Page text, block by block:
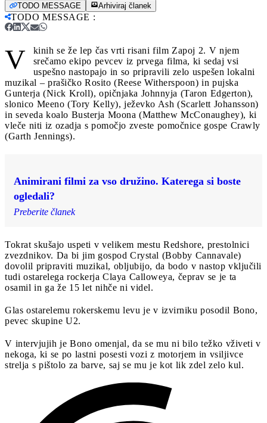
TODO MESSAGE Arhiviraj članek
TODO MESSAGE :
V
kinih se že lep čas vrti risani film Zapoj 2. V njem
srečamo ekipo pevcev iz prvega filma, ki sedaj vsi
uspešno nastopajo in so pripravili zelo uspešen lokalni
muzikal – prašičko Rosito (Reese Witherspoon) in pujska
Gunterja (Nick Kroll), opičnjaka Johnnyja (Taron Edgerton),
slonico Meeno (Tory Kelly), ježevko Ash (Scarlett Johansson)
in seveda koalo Busterja Moona (Matthew McConaughey), ki
vleče niti iz ozadja s pomočjo zveste pomočnice gospe Crawly
(Garth Jennings).
Animirani filmi za vso družino. Katerega si boste
ogledali?
Preberite članek
Tokrat skušajo uspeti v velikem mestu Redshore, prestolnici
zvezdnikov. Da bi jim gospod Crystal (Bobby Cannavale)
dovolil pripraviti muzikal, obljubijo, da bodo v nastop vključili
tudi ostarelega rockerja Claya Calloweya, čeprav se je ta
osamil in ga že 15 let nihče ni videl.
Glas ostarelemu rokerskemu levu je v izvirniku posodil Bono,
pevec skupine U2.
V intervjujih je Bono omenjal, da se mu ni bilo težko vživeti v
nekoga, ki se po lastni posesti vozi z motorjem in vsiljivce
strelja s pištolo za barve, saj se mu je kot lik zdel zelo kul.